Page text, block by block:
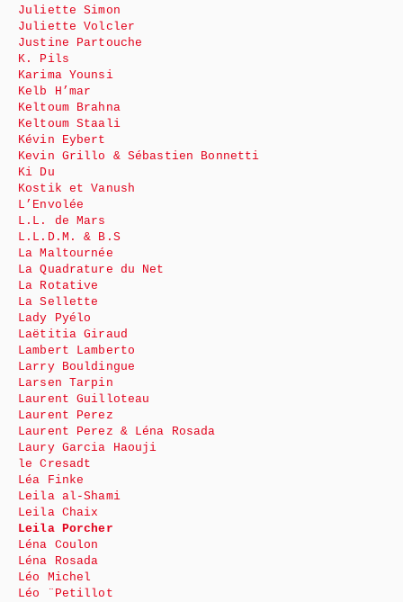
Juliette Simon
Juliette Volcler
Justine Partouche
K. Pils
Karima Younsi
Kelb H’mar
Keltoum Brahna
Keltoum Staali
Kévin Eybert
Kevin Grillo & Sébastien Bonnetti
Ki Du
Kostik et Vanush
L’Envolée
L.L. de Mars
L.L.D.M. & B.S
La Maltournée
La Quadrature du Net
La Rotative
La Sellette
Lady Pyélo
Laëtitia Giraud
Lambert Lamberto
Larry Bouldingue
Larsen Tarpin
Laurent Guilloteau
Laurent Perez
Laurent Perez & Léna Rosada
Laury Garcia Haouji
le Cresadt
Léa Finke
Leila al-Shami
Leila Chaix
Leila Porcher
Léna Coulon
Léna Rosada
Léo Michel
Léo ¨Petillot